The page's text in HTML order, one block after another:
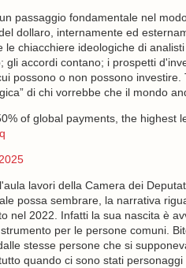
passaggio fondamentale nel
dollaro, internamente ed
chiacchiere ideologiche di
gli accordi contano; i prospetti
possono o non possono
di chi vorrebbe che il mondo
of global payments, the highest
lavori della Camera dei
possa sembrare, la narrativa
nel 2022. Infatti la sua nascita è
per le persone comuni.
stesse persone che si
quando ci sono stati